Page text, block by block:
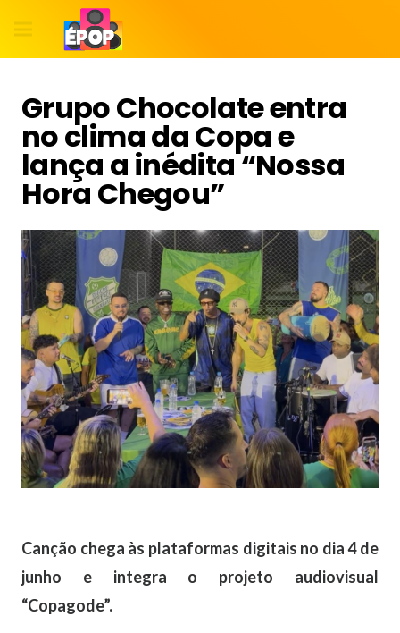
Grupo Chocolate entra
no clima da Copa e
lança a inédita “Nossa
Hora Chegou”
Canção chega às plataformas digitais no dia 4 de
junho e integra o projeto audiovisual
“Copagode”.